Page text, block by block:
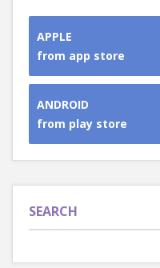
APPLE
from app store
ANDROID
from play store
SEARCH